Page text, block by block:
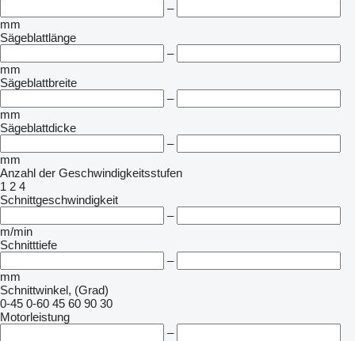
–
mm
Sägeblattlänge
–
mm
Sägeblattbreite
–
mm
Sägeblattdicke
–
mm
Anzahl der Geschwindigkeitsstufen
1 2 4
Schnittgeschwindigkeit
–
m/min
Schnitttiefe
–
mm
Schnittwinkel, (Grad)
0-45 0-60 45 60 90 30
Motorleistung
–